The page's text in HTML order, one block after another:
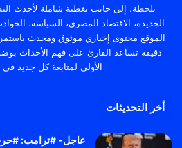
بلحظة، إلى جانب تغطية شاملة لأحدث
الجديدة، الاقتصاد المصري، السياسة،
الموقع محتوى إخباري موثوق ومحدث
دقيقة تساعد القارئ على فهم الأحداث
الأولى لمتابعة كل جديد
أخر التحديثات
عاجل- #ترامب: